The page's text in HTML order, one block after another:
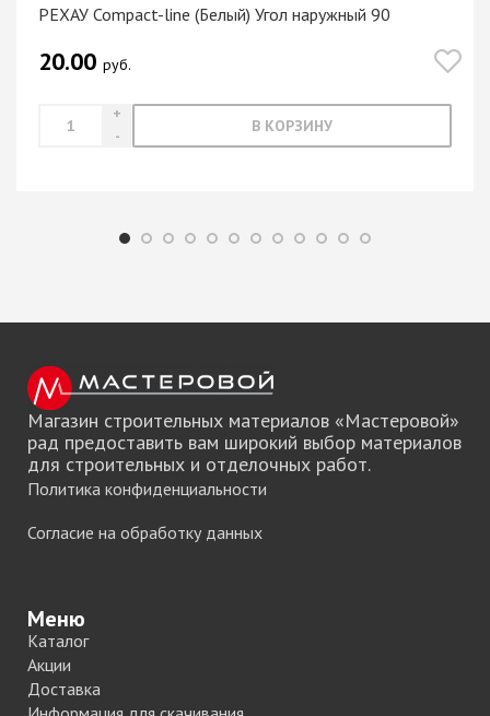
РЕХАУ Compact-line (Белый) Угол наружный 90
20.00 руб.
В КОРЗИНУ
Магазин строительных материалов «Мастеровой»
рад предоставить вам широкий выбор материалов
для строительных и отделочных работ.
Политика конфиденциальности
Согласие на обработку данных
Меню
Каталог
Акции
Доставка